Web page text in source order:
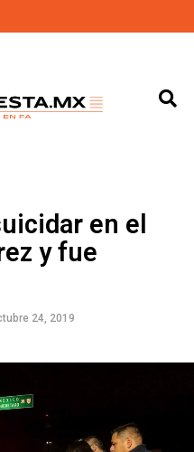
en el
y fue
24, 2019